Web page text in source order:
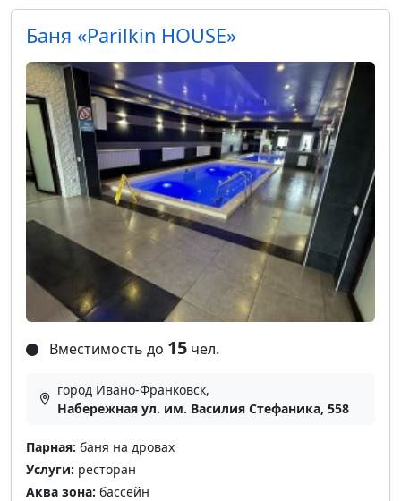
Баня «Parilkin HOUSE»
Вместимость до 15 чел.
город Ивано-Франковск,
Набережная ул. им. Василия Стефаника, 558
Парная: баня на дровах
Услуги: ресторан
Аква зона: бассейн